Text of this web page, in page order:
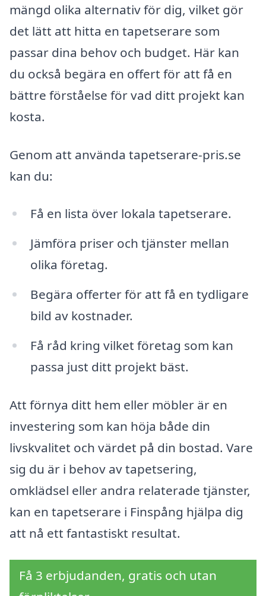
mängd olika alternativ för dig, vilket gör
det lätt att hitta en tapetserare som
passar dina behov och budget. Här kan
du också begära en offert för att få en
bättre förståelse för vad ditt projekt kan
kosta.
Genom att använda tapetserare-pris.se
kan du:
Få en lista över lokala tapetserare.
Jämföra priser och tjänster mellan
olika företag.
Begära offerter för att få en tydligare
bild av kostnader.
Få råd kring vilket företag som kan
passa just ditt projekt bäst.
Att förnya ditt hem eller möbler är en
investering som kan höja både din
livskvalitet och värdet på din bostad. Vare
sig du är i behov av tapetsering,
omklädsel eller andra relaterade tjänster,
kan en tapetserare i Finspång hjälpa dig
att nå ett fantastiskt resultat.
Få 3 erbjudanden, gratis och utan